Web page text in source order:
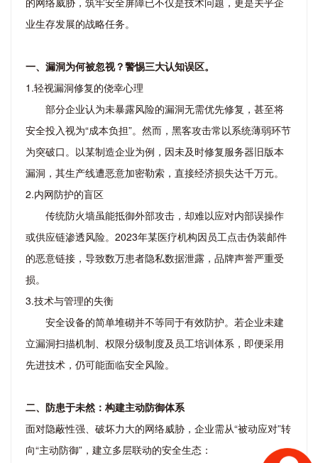
业生存发展的战略任务。
一、漏洞为何被忽视？警惕三大认知误区。
1.轻视漏洞修复的侥幸心理
部分企业认为未暴露风险的漏洞无需优先修复，甚至将
安全投入视为“成本负担”。然而，黑客攻击常以系统薄弱环节
为突破口。以某制造企业为例，因未及时修复服务器旧版本
漏洞，其生产线遭恶意加密勒索，直接经济损失达千万元。
2.内网防护的盲区
传统防火墙虽能抵御外部攻击，却难以应对内部误操作
或供应链渗透风险。2023年某医疗机构因员工点击伪装邮件
的恶意链接，导致数万患者隐私数据泄露，品牌声誉严重受
损。
3.技术与管理的失衡
安全设备的简单堆砌并不等同于有效防护。若企业未建
立漏洞扫描机制、权限分级制度及员工培训体系，即便采用
先进技术，仍可能面临安全风险。
二、防患于未然：构建主动防御体系
面对隐蔽性强、破坏力大的网络威胁，企业需从“被动应对”转
向“主动防御”，建立多层联动的安全生态：